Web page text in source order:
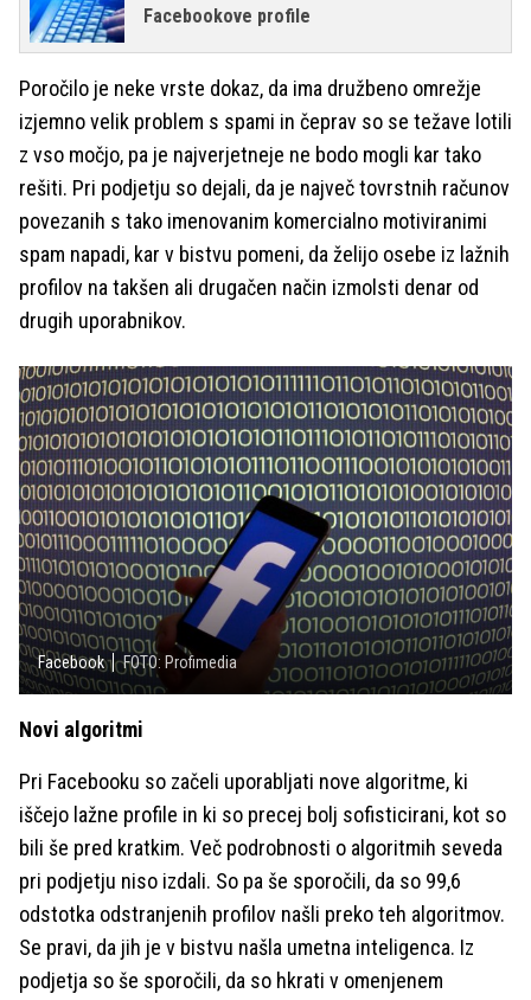
Facebookove profile
Poročilo je neke vrste dokaz, da ima družbeno omrežje
izjemno velik problem s spami in čeprav so se težave lotili
z vso močjo, pa je najverjetneje ne bodo mogli kar tako
rešiti. Pri podjetju so dejali, da je največ tovrstnih računov
povezanih s tako imenovanim komercialno motiviranimi
spam napadi, kar v bistvu pomeni, da želijo osebe iz lažnih
profilov na takšen ali drugačen način izmolsti denar od
drugih uporabnikov.
Facebook FOTO: Profimedia
Novi algoritmi
Pri Facebooku so začeli uporabljati nove algoritme, ki
iščejo lažne profile in ki so precej bolj sofisticirani, kot so
bili še pred kratkim. Več podrobnosti o algoritmih seveda
pri podjetju niso izdali. So pa še sporočili, da so 99,6
odstotka odstranjenih profilov našli preko teh algoritmov.
Se pravi, da jih je v bistvu našla umetna inteligenca. Iz
podjetja so še sporočili, da so hkrati v omenjenem